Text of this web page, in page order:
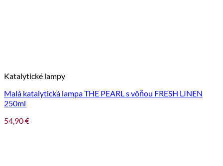
Katalytické lampy
Malá katalytická lampa THE PEARL s vôňou FRESH LINEN
250ml
54,90€